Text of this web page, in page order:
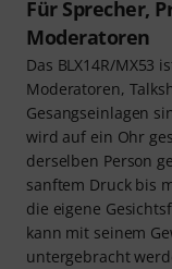
Für Sprecher,
Moderatoren
Das BLX14R/MX53
Moderatoren,
Gesangseinlagen
wird auf ein Ohr
derselben Person
sanftem Druck bis
die eigene
kann mit seinem
untergebracht